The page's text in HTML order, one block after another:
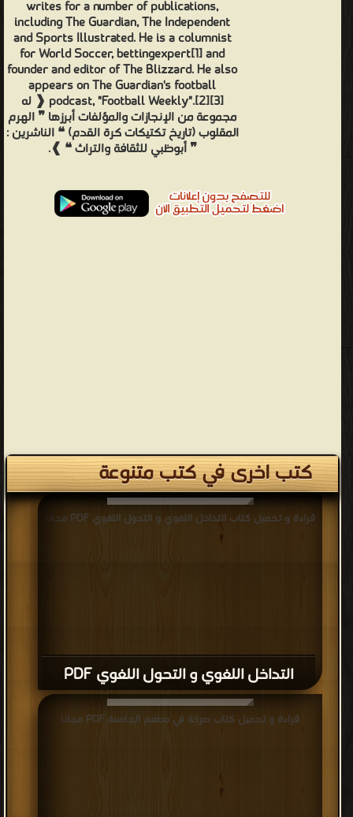
writes for a number of publications,
including The Guardian, The Independent
and Sports Illustrated. He is a columnist
for World Soccer, bettingexpert[1] and
founder and editor of The Blizzard. He also
appears on The Guardian's football
podcast, "Football Weekly".[2][3] ❰ له
مجموعة من الإنجازات والمؤلفات أبرزها ❞ الهرم
المقلوب (تاريخ تكتيكات كرة القدم) ❝ الناشرين :
❞ أبوظبي للثقافة والتراث ❝ ❱.
كتب اخرى في كتب متنوعة
التداخل اللغوي و التحول اللغوي PDF
قراءة و تحميل كتاب التداخل اللغوي و التحول اللغوي PDF مجانا
قراءة و تحميل كتاب صرخة في مطعم الجامعة PDF مجانا